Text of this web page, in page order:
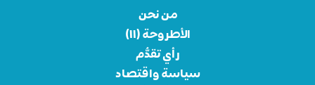
من نحن
الأطروحة (١١)
رأي تقدُّم
سياسة واقتصاد